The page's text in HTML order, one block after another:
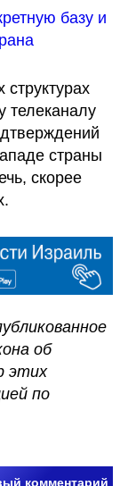
базу и
телеканалу
страны
скорее
об
этих
материалов, свяжитесь с редакцией по
комментарий